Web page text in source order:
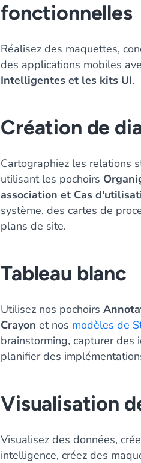
fonctionnelles
Réalisez des maquettes,
des applications mobiles
Intelligentes et les kits UI.
Création de
Cartographiez les relations
utilisant les pochoirs
association et Cas
système, des cartes de
plans de site.
Tableau blanc
Utilisez nos pochoirs
Crayon et nos modèles de
brainstorming, capturer des
planifier des
Visualisation
Visualisez des données,
intelligence, créez des